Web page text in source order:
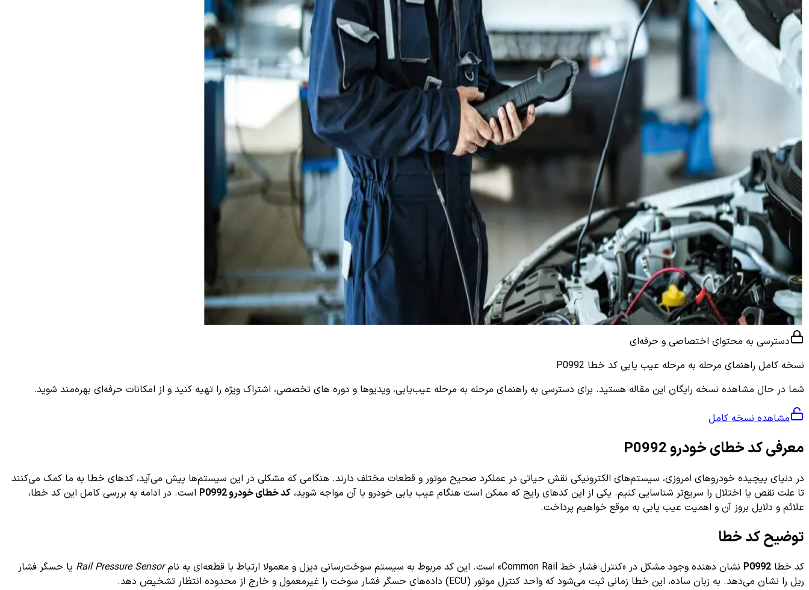
دسترسی به محتوای اختصاصی و حرفه‌ای
نسخه کامل راهنمای مرحله به مرحله عیب یابی کد خطا P0992
شما در حال مشاهده نسخه رایگان این مقاله هستید. برای دسترسی به راهنمای مرحله به مرحله عیب‌یابی، ویدیوها و دوره های تخصصی، اشتراک ویژه را تهیه کنید و از امکانات حرفه‌ای بهره‌مند شوید.
مشاهده نسخه کامل
معرفی کد خطای خودرو P0992
در دنیای پیچیده خودروهای امروزی، سیستم‌های الکترونیکی نقش حیاتی در عملکرد صحیح موتور و قطعات مختلف دارند. هنگامی که مشکلی در این سیستم‌ها پیش می‌آید، کدهای خطا به ما کمک می‌کنند
تا علت نقص یا اختلال را سریع‌تر شناسایی کنیم. یکی از این کدهای رایج که ممکن است هنگام عیب یابی خودرو با آن مواجه شوید، کد خطای خودرو P0992
است. در ادامه به بررسی کامل این کد خطا،
علائم و دلایل بروز آن و اهمیت عیب یابی به موقع خواهیم پرداخت.
توضیح کد خطا
کد خطا P0992 نشان دهنده وجود مشکل در «کنترل فشار خط Common Rail» است. این کد مربوط به سیستم سوخت‌رسانی دیزل و معمولا ارتباط با قطعه‌ای به نام Rail Pressure Sensor یا حسگر فشار
ریل را نشان می‌دهد. به زبان ساده، این خطا زمانی ثبت می‌شود که واحد کنترل موتور (ECU) داده‌های حسگر فشار سوخت را غیرمعمول و خارج از محدوده انتظار تشخیص دهد.